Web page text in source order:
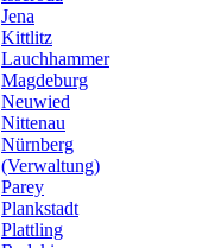
Jena
Kittlitz
Lauchhammer
Magdeburg
Neuwied
Nittenau
Nürnberg
(Verwaltung)
Parey
Plankstadt
Plattling